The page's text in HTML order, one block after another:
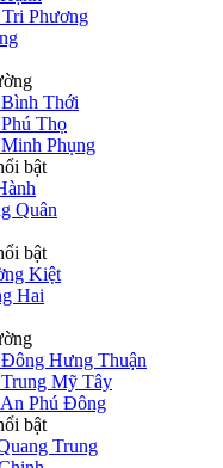
Phương
Thới
Thọ
Phụng
bật
Quân
bật
Kiệt
Hai
Hưng Thuận
Mỹ Tây
Phú Đông
bật
Trung